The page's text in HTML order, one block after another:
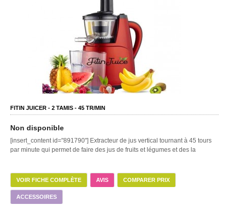
FITIN JUICER - 2 TAMIS - 45 TR/MIN
Non disponible
[insert_content id="891790"] Extracteur de jus vertical tournant à 45 tours
par minute qui permet de faire des jus de fruits et légumes et des la
VOIR FICHE COMPLÈTE AVIS COMPARER PRIX
ACCESSOIRES